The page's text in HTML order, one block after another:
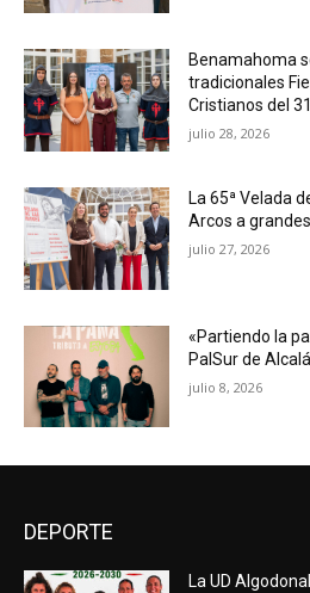
Benamahoma
tradicionales
Cristianos del
julio 28, 2026
La 65ª Velada
Arcos a
julio 27, 2026
«Partiendo la
PalSur de
julio 8, 2026
DEPORTE
La UD